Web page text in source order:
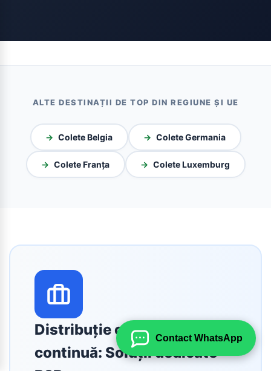
ALTE DESTINAȚII DE TOP DIN REGIUNE ȘI UE
→ Colete Belgia → Colete Germania
→ Colete Franța → Colete Luxemburg
Distribuție comercială
continuă: Soluții dedicate
Contact WhatsApp